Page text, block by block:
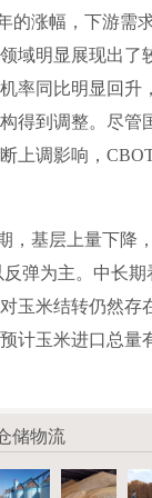
涨幅，下游需
域明显展现出了
率同比明显回升
得到调整。尽管
上调影响，
基层上量下降
弹为主。中长
玉米结转仍然存
计玉米进口总量
储物流